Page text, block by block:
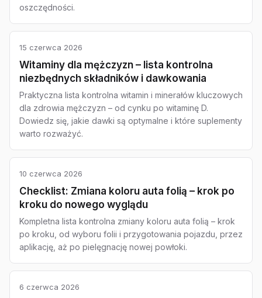
oszczędności.
15 czerwca 2026
Witaminy dla mężczyzn – lista kontrolna
niezbędnych składników i dawkowania
Praktyczna lista kontrolna witamin i minerałów kluczowych
dla zdrowia mężczyzn – od cynku po witaminę D.
Dowiedz się, jakie dawki są optymalne i które suplementy
warto rozważyć.
10 czerwca 2026
Checklist: Zmiana koloru auta folią – krok po
kroku do nowego wyglądu
Kompletna lista kontrolna zmiany koloru auta folią – krok
po kroku, od wyboru folii i przygotowania pojazdu, przez
aplikację, aż po pielęgnację nowej powłoki.
6 czerwca 2026